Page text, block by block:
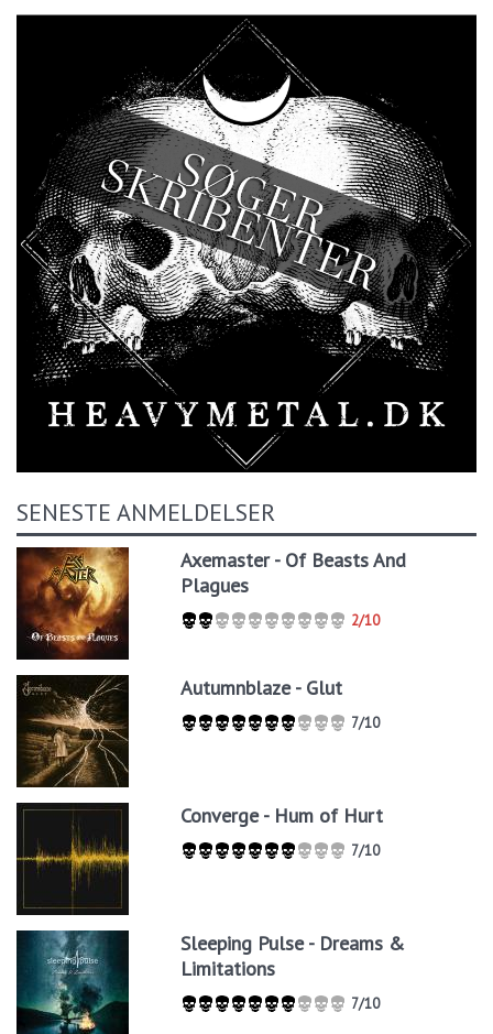
SENESTE ANMELDELSER
Axemaster - Of Beasts And
Plagues
2/10
Autumnblaze - Glut
7/10
Converge - Hum of Hurt
7/10
Sleeping Pulse - Dreams &
Limitations
7/10